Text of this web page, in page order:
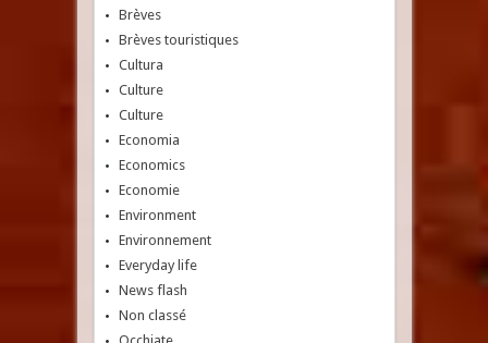
Brèves
Brèves touristiques
Cultura
Culture
Culture
Economia
Economics
Economie
Environment
Environnement
Everyday life
News flash
Non classé